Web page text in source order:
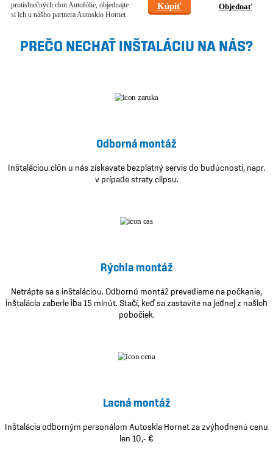
protislnečných clon Autofólie, objednajte
si ich u nášho partnera Autosklo Hornet
Kúpiť Objednať
PREČO NECHAŤ INŠTALÁCIU NA NÁS?
Odborná montáž
Inštaláciou clôn u nás získavate bezplatný servis do budúcnosti, napr.
v prípade straty clipsu.
Rýchla montáž
Netrápte sa s inštaláciou. Odbornú montáž prevedieme na počkanie,
inštalácia zaberie iba 15 minút. Stačí, keď sa zastavíte na jednej z našich
pobočiek.
Lacná montáž
Inštalácia odborným personálom Autoskla Hornet za zvýhodnenú cenu
len 10,- €